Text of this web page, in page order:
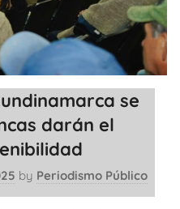
se
darán el
by Periodismo Público